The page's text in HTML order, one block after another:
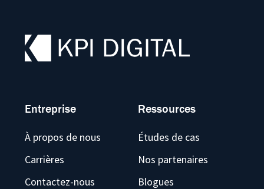
Entreprise
À propos de nous
Carrières
Contactez-nous
Ressources
Études de cas
Nos partenaires
Blogues